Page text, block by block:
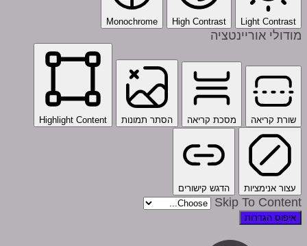
Light Contrast
High Contrast
Monochrome
מודולי אוריינטציה
שורת קריאה מסכת קריאה הסתר תמונות Highlight Content
עצור אנימציות הדגש קישורים
Skip To Content
איפוס הגדרות